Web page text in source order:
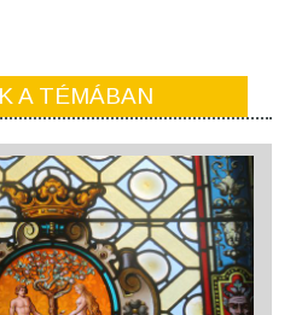
A TÉMÁBAN